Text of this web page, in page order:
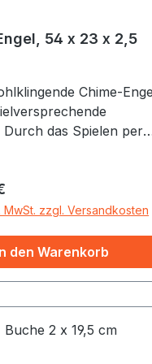
54 x 23 x 2,5
Chime-
Durch das Spielen per
Auch für den Einsatz
ist er besonders
für
egal ob Yoga,
Soundhealing
In der stabilen
aus Karton ist
Preis:
MwSt. zzgl. Versandkosten
den Warenkorb